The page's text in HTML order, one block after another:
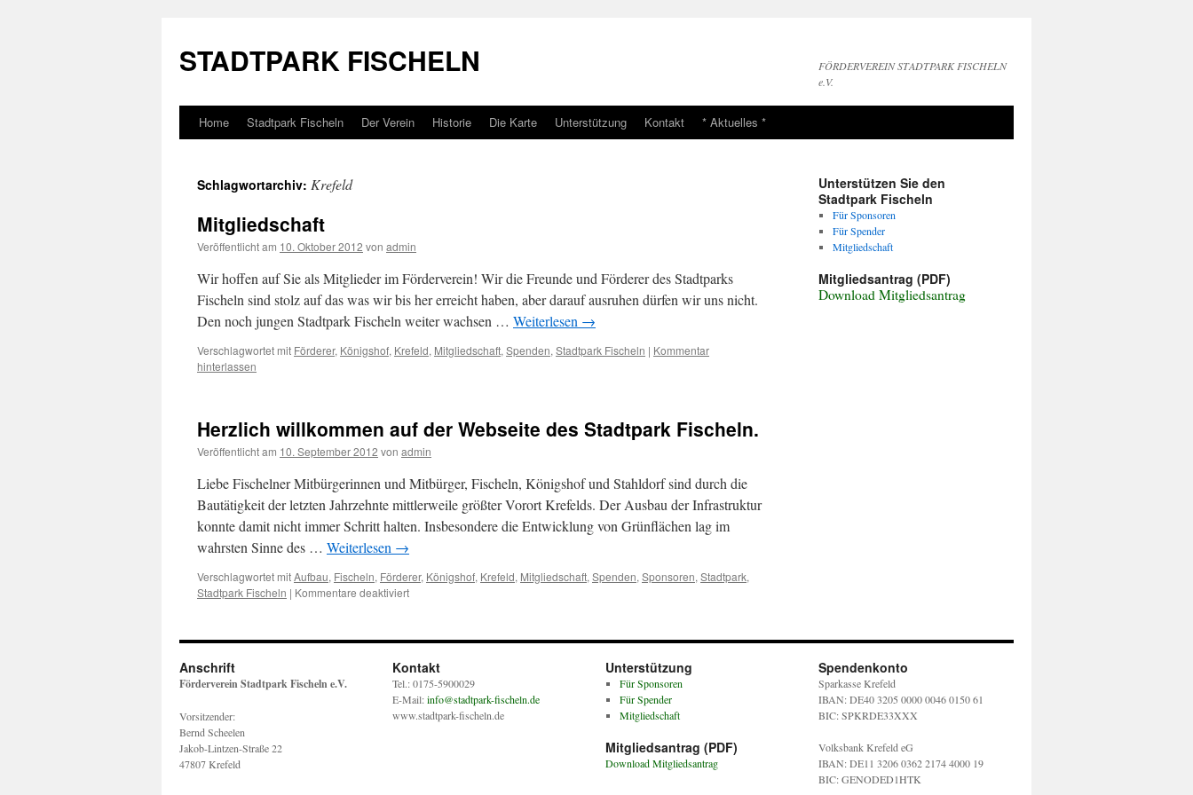
springen
STADTPARK FISCHELN
FÖRDERVEREIN STADTPARK FISCHELN
e.V.
Home Stadtpark Fischeln Der Verein Historie Die Karte Unterstützung Kontakt * Aktuelles *
Schlagwortarchiv: Krefeld
Mitgliedschaft
Veröffentlicht am 10. Oktober 2012 von admin
Wir hoffen auf Sie als Mitglieder im Förderverein! Wir die Freunde und Förderer des Stadtparks
Fischeln sind stolz auf das was wir bis her erreicht haben, aber darauf ausruhen dürfen wir uns nicht.
Den noch jungen Stadtpark Fischeln weiter wachsen … Weiterlesen →
Verschlagwortet mit Förderer, Königshof, Krefeld, Mitgliedschaft, Spenden, Stadtpark Fischeln | Kommentar
hinterlassen
Herzlich willkommen auf der Webseite des Stadtpark Fischeln.
Veröffentlicht am 10. September 2012 von admin
Liebe Fischelner Mitbürgerinnen und Mitbürger, Fischeln, Königshof und Stahldorf sind durch die
Bautätigkeit der letzten Jahrzehnte mittlerweile größter Vorort Krefelds. Der Ausbau der Infrastruktur
konnte damit nicht immer Schritt halten. Insbesondere die Entwicklung von Grünflächen lag im
wahrsten Sinne des … Weiterlesen →
Verschlagwortet mitAufbau, Fischeln, Förderer, Königshof, Krefeld, Mitgliedschaft, Spenden, Sponsoren, Stadtpark,
Stadtpark Fischeln | Kommentare deaktiviertfür
auf
Webseite
des
Stadtpark
Fischeln.
Unterstützen Sie den
Stadtpark Fischeln
Für Sponsoren
Für Spender
Mitgliedschaft
Mitgliedsantrag (PDF)
Download Mitgliedsantrag
Anschrift
Förderverein Stadtpark Fischeln e.V.
Vorsitzender:
Bernd Scheelen
Jakob-Lintzen-Straße 22
47807 Krefeld
Kontakt
Tel.: 0175-5900029
E-Mail:info@stadtpark-fischeln.de
www.stadtpark-fischeln.de
Unterstützung
Für Sponsoren
Für Spender
Mitgliedschaft
Mitgliedsantrag (PDF)
Download Mitgliedsantrag
Spendenkonto
Sparkasse Krefeld
IBAN: DE40 3205 0000 0046 0150 61
BIC: SPKRDE33XXX
Volksbank Krefeld eG
IBAN: DE11 3206 0362 2174 4000 19
BIC: GENODED1HTK